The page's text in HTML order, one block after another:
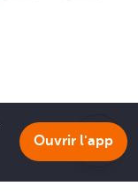
Ouvrir l'app